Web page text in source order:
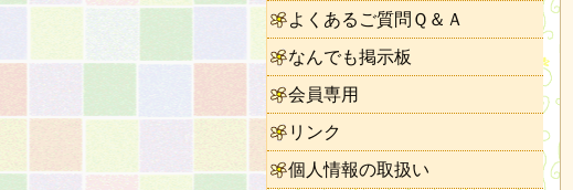
よくあるご質問Ｑ＆Ａ
なんでも掲示板
会員専用
リンク
個人情報の取扱い